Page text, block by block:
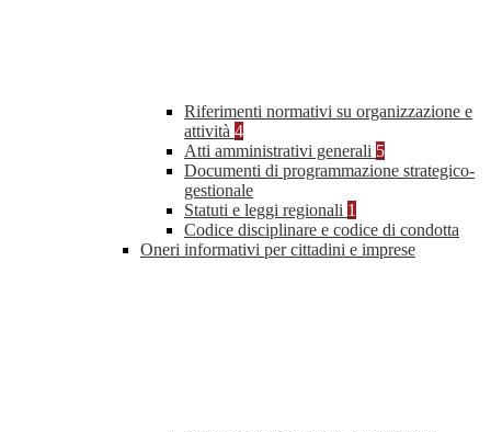
Riferimenti normativi su organizzazione e
attività 4
Atti amministrativi generali 5
Documenti di programmazione strategico-
gestionale
Statuti e leggi regionali 1
Codice disciplinare e codice di condotta
Oneri informativi per cittadini e imprese